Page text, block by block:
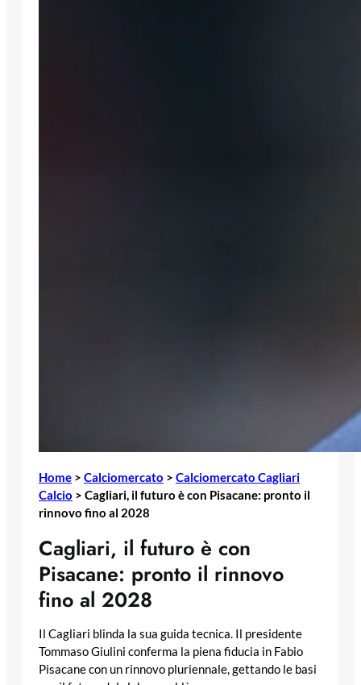
Home > Calciomercato > Calciomercato Cagliari
Calcio > Cagliari, il futuro è con Pisacane: pronto il
rinnovo fino al 2028
Cagliari, il futuro è con
Pisacane: pronto il rinnovo
fino al 2028
Il Cagliari blinda la sua guida tecnica. Il presidente
Tommaso Giulini conferma la piena fiducia in Fabio
Pisacane con un rinnovo pluriennale, gettando le basi